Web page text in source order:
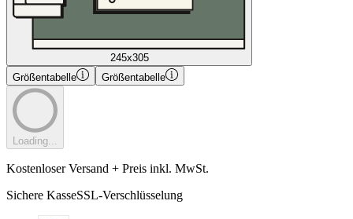
245x305
Größentabelle
Größentabelle
Loading...
Kostenloser Versand + Preis inkl. MwSt.
Sichere KasseSSL-Verschlüsselung